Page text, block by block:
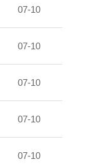
07-10
07-10
07-10
07-10
07-10